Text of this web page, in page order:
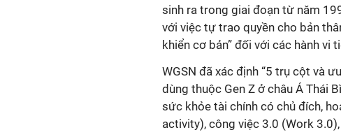
sinh ra trong giai đoạn từ năm
với việc tự trao quyền cho bản
khiển cơ bản” đối với các hành vi
WGSN đã xác định “5 trụ cột và
dùng thuộc Gen Z ở châu Á Thái
sức khỏe tài chính có chủ đích,
activity), công việc 3.0 (Work